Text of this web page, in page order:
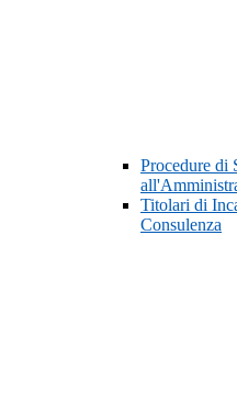
Procedure di
Titolari di
Consulenza